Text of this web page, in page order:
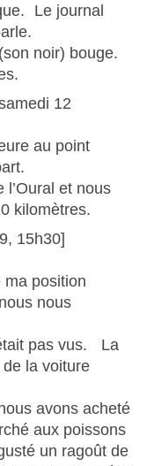
Le journal
noir) bouge.
12
au point
l’Oural et nous
kilomètres.
15h30]
position
nous
pas vus. La
la voiture
avons acheté
aux poissons
un ragoût de